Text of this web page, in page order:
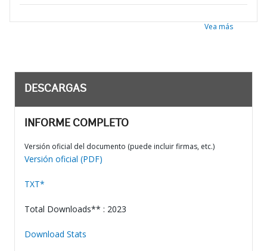
Vea más
DESCARGAS
INFORME COMPLETO
Versión oficial del documento (puede incluir firmas, etc.)
Versión oficial (PDF)
TXT*
Total Downloads** : 2023
Download Stats